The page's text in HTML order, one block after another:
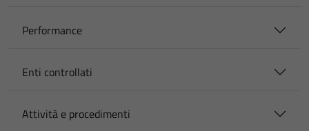
Performance
Enti controllati
Attività e procedimenti